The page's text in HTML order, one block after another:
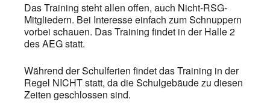
Das Training steht allen offen, auch Nicht-RSG-
Mitgliedern. Bei Interesse einfach zum Schnuppern
vorbei schauen. Das Training findet in der Halle 2
des AEG statt.
Während der Schulferien findet das Training in der
Regel NICHT statt, da die Schulgebäude zu diesen
Zeiten geschlossen sind.